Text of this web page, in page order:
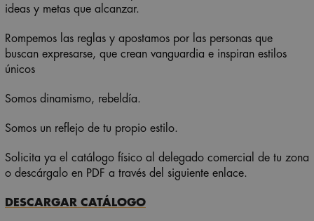
ideas y metas que alcanzar.
Rompemos las reglas y apostamos por las personas que
buscan expresarse, que crean vanguardia e inspiran estilos
únicos
Somos dinamismo, rebeldía.
Somos un reflejo de tu propio estilo.
Solicita ya el catálogo físico al delegado comercial de tu zona
o descárgalo en PDF a través del siguiente enlace.
DESCARGAR CATÁLOGO